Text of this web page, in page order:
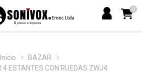
0
Inicio
BAZAR
4 ESTANTES CON RUEDAS ZWJ4